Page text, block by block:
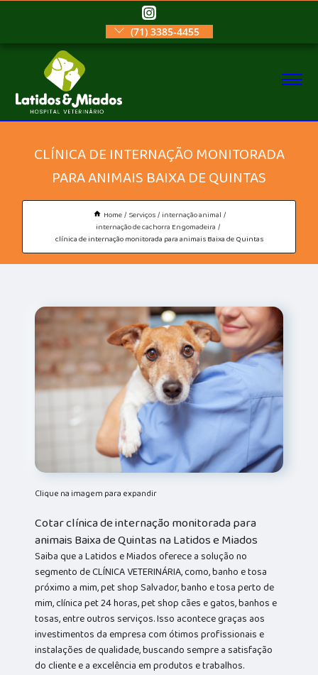
(71) 3385-4455
CLÍNICA DE INTERNAÇÃO MONITORADA
PARA ANIMAIS BAIXA DE QUINTAS
Home Serviços
internação animal
internação de cachorra Engomadeira
clínica de internação monitorada para animais Baixa de Quintas
Clique na imagem para expandir
Cotar clínica de internação monitorada para
animais Baixa de Quintas na Latidos e Miados
Saiba que a Latidos e Miados oferece a solução no
segmento de CLÍNICA VETERINÁRIA, como, banho e tosa
próximo a mim, pet shop Salvador, banho e tosa perto de
mim, clínica pet 24 horas, pet shop cães e gatos, banhos e
tosas, entre outros serviços. Isso acontece graças aos
investimentos da empresa com ótimos profissionais e
instalações de qualidade, buscando sempre a satisfação
do cliente e a excelência em produtos e trabalhos.